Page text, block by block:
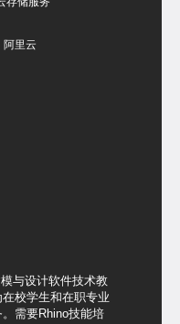
阿里云
与设计软件技术教
校学生和在职专业
需要Rhino技能培